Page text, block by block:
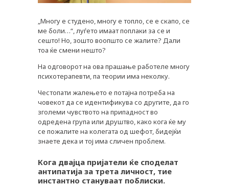
„Многу е студено, многу е топло, се е скапо, се
ме боли…“, луѓето имаат поплаки за се и
сешто! Но, зошто воопшто се жалите? Дали
тоа ќе смени нешто?
На одговорот на ова прашање работеле многу
психотерапевти, па теории има неколку.
Честопати жалењето е потајна потреба на
човекот да се идентификува со другите, да го
зголеми чувството на припадност во
одредена група или друштво, како кога ќе му
се пожалите на колегата од шефот, бидејќи
знаете дека и тој има сличен проблем.
Кога двајца пријатели ќе споделат
антипатија за трета личност, тие
инстантно стануваат поблиски.